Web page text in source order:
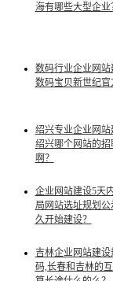
海有哪些大型企业
数码行业企业网站
数码宝贝新世纪官
绍兴专业企业网站
绍兴哪个网站的招
啊？
企业网站建设5天
局网站选址规划公
久开始建设？
吉林企业网站建设
码,长春和吉林的